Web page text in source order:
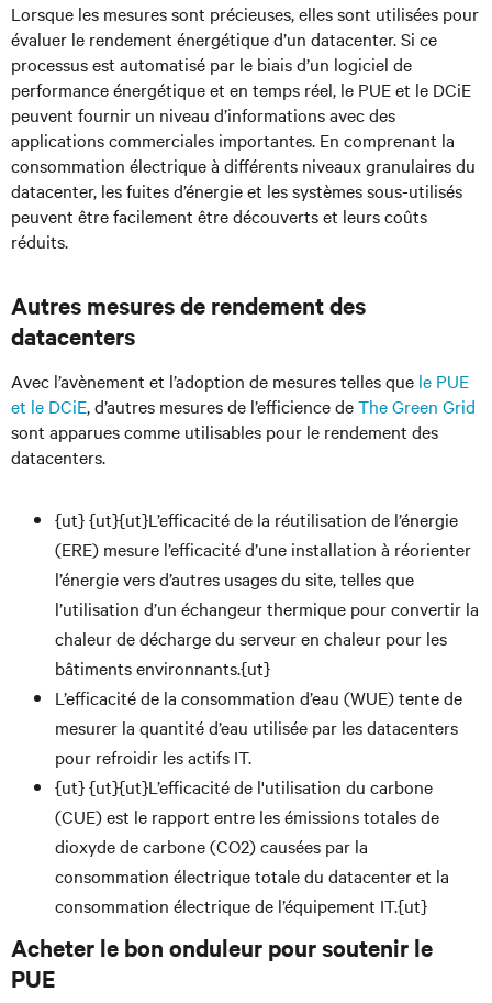
Lorsque les mesures sont précieuses, elles sont utilisées pour
évaluer le rendement énergétique d’un datacenter. Si ce
processus est automatisé par le biais d’un logiciel de
performance énergétique et en temps réel, le PUE et le DCiE
peuvent fournir un niveau d’informations avec des
applications commerciales importantes. En comprenant la
consommation électrique à différents niveaux granulaires du
datacenter, les fuites d’énergie et les systèmes sous-utilisés
peuvent être facilement être découverts et leurs coûts
réduits.
Autres mesures de rendement des
datacenters
Avec l’avènement et l’adoption de mesures telles que le PUE
et le DCiE, d’autres mesures de l’efficience deThe Green Grid
sont apparues comme utilisables pour le rendement des
datacenters.
{ut} {ut}{ut}L’efficacité de la réutilisation de l’énergie
(ERE) mesure l’efficacité d’une installation à réorienter
l’énergie vers d’autres usages du site, telles que
l’utilisation d’un échangeur thermique pour convertir la
chaleur de décharge du serveur en chaleur pour les
bâtiments environnants.{ut}
L’efficacité de la consommation d’eau (WUE) tente de
mesurer la quantité d’eau utilisée par les datacenters
pour refroidir les actifs IT.
{ut} {ut}{ut}L’efficacité de l'utilisation du carbone
(CUE) est le rapport entre les émissions totales de
dioxyde de carbone (CO2) causées par la
consommation électrique totale du datacenter et la
consommation électrique de l’équipement IT.{ut}
Acheter le bon onduleur pour soutenir le
PUE